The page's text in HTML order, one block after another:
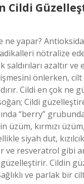
Cildi
ne yapar?
nötralize
azaltır ve
önlerken, cilt
Cildi en çok ne
soğan; Cildi
“berry”
üzüm, kırmızı
siyah dut,
ve resveratrol gibi
Cildin
ve parlak bir